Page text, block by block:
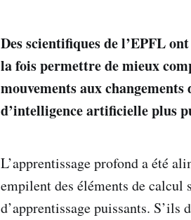
Des scientifiques de l’EPFL
la fois permettre de mieux
mouvements aux
d’intelligence artificielle plus
L’apprentissage profond a été
empilent des éléments de calcul
d’apprentissage puissants. S’ils